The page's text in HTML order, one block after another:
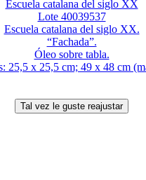
Escuela catalana del siglo XX
Lote 40039537
Escuela catalana del siglo XX.
“Fachada”.
Óleo sobre tabla.
25,5 x 25,5 cm; 49 x 48 cm